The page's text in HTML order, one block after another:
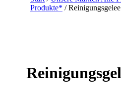
Produkte* /